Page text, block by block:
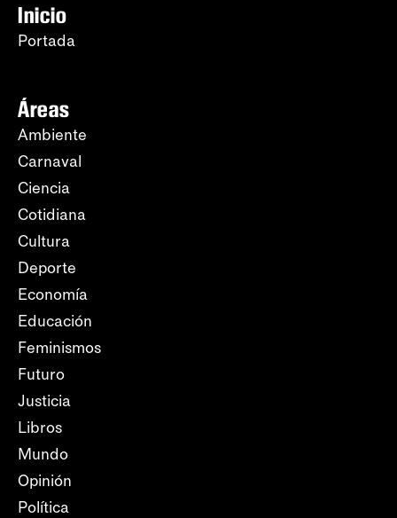
Inicio
Portada
Áreas
Ambiente
Carnaval
Ciencia
Cotidiana
Cultura
Deporte
Economía
Educación
Feminismos
Futuro
Justicia
Libros
Mundo
Opinión
Política